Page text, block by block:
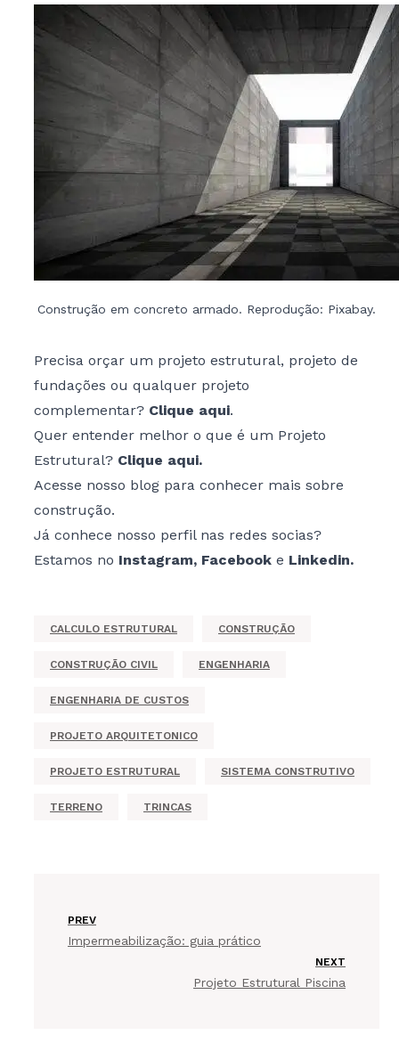
Construção em concreto armado. Reprodução: Pixabay.
Precisa orçar um projeto estrutural, projeto de
fundações ou qualquer projeto
complementar? Clique aqui.
Quer entender melhor o que é um Projeto
Estrutural? Clique aqui.
Acesse nosso blog para conhecer mais sobre
construção.
Já conhece nosso perfil nas redes socias?
Estamos no Instagram, Facebook e Linkedin.
CALCULO ESTRUTURAL CONSTRUÇÃO
CONSTRUÇÃO CIVIL ENGENHARIA
ENGENHARIA DE CUSTOS
PROJETO ARQUITETONICO
PROJETO ESTRUTURAL SISTEMA CONSTRUTIVO
TERRENO TRINCAS
PREV
Impermeabilização: guia prático
NEXT
Projeto Estrutural Piscina